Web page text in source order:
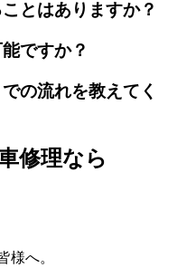
とはありますか？
ですか？
の流れを教えてく
修理なら
様へ。